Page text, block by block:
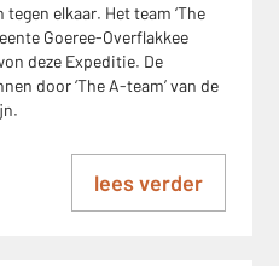
elkaar. Het team ‘The
Goeree-Overflakkee
deze Expeditie. De
door ‘The A-team’ van de
lees verder